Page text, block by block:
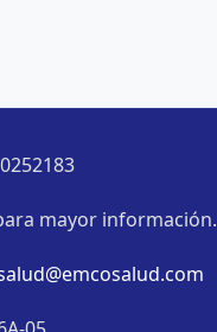
mayor información.